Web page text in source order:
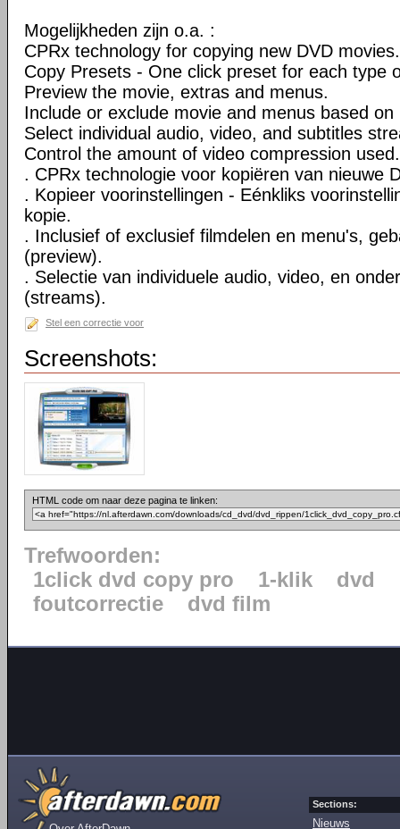
Mogelijkheden zijn o.a. :
CPRx technology for copying new DVD movies.
Copy Presets - One click preset for each type
Preview the movie, extras and menus.
Include or exclude movie and menus based on
Select individual audio, video, and subtitles
Control the amount of video compression used.
. CPRx technologie voor kopiëren van nieuwe
. Kopieer voorinstellingen - Eénkliks
kopie.
. Inclusief of exclusief filmdelen en menu's,
(preview).
. Selectie van individuele audio, video, en
(streams).
Stel een correctie voor
Screenshots:
HTML code om naar deze pagina te linken:
Trefwoorden:
1click dvd copy pro
1-klik dvd
foutcorrectie
dvd film
Sections:
Nieuws